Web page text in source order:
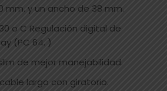
mm. y un ancho de 38 mm.
o C Regulación digital de
(PC 64. )
de mejor manejabilidad.
largo con giratorio.